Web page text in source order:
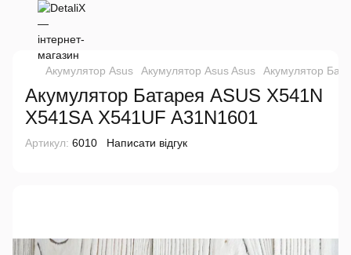
Акумулятор Asus Акумулятор Asus Asus Акумулятор
Акумулятор Батарея ASUS X541N
X541SA X541UF A31N1601
Артикул: 6010 Написати відгук